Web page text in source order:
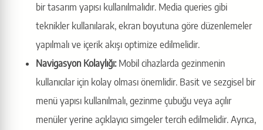
bir tasarım yapısı kullanılmalıdır. Media queries gibi
teknikler kullanılarak, ekran boyutuna göre düzenlemeler
yapılmalı ve içerik akışı optimize edilmelidir.
Navigasyon Kolaylığı:Mobil cihazlarda gezinmenin
kullanıcılar için kolay olması önemlidir. Basit ve sezgisel bir
menü yapısı kullanılmalı, gezinme çubuğu veya açılır
menüler yerine açıklayıcı simgeler tercih edilmelidir. Ayrıca,